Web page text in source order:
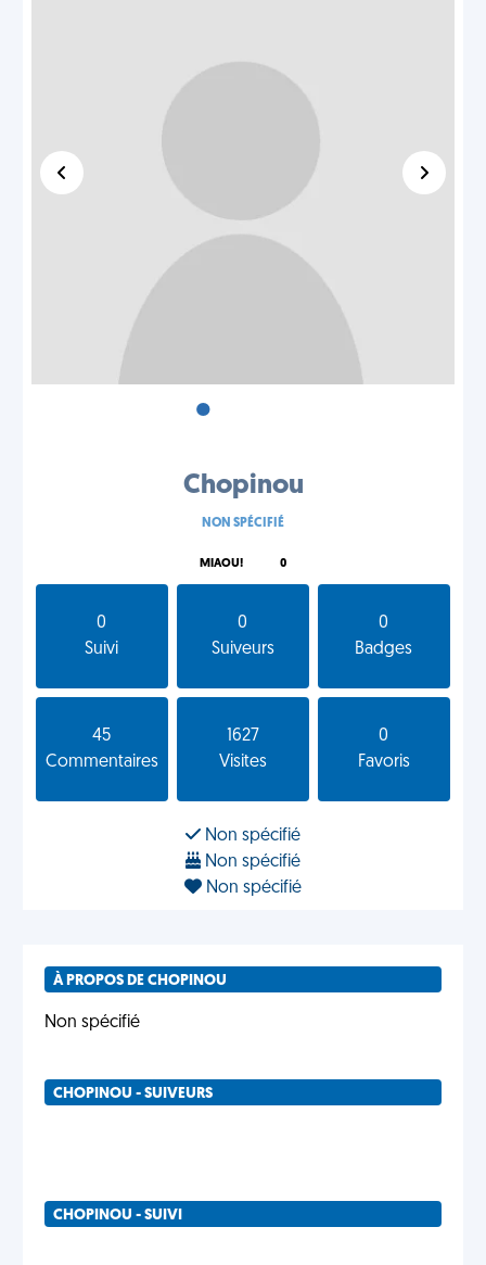
•
Chopinou
NON SPÉCIFIÉ
MIAOU! 0
0
Suivi
0
Suiveurs
0
Badges
45
Commentaires
1627
Visites
0
Favoris
Non spécifié
Non spécifié
Non spécifié
À PROPOS DE CHOPINOU
Non spécifié
CHOPINOU - SUIVEURS
CHOPINOU - SUIVI